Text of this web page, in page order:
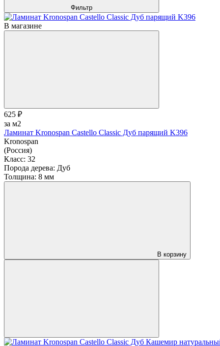
Фильтр
В магазине
625 ₽
за м2
Ламинат Kronospan Castello Classic Дуб парящий K396
Kronospan
(Россия)
Класс: 32
Порода дерева: Дуб
Толщина: 8 мм
В корзину